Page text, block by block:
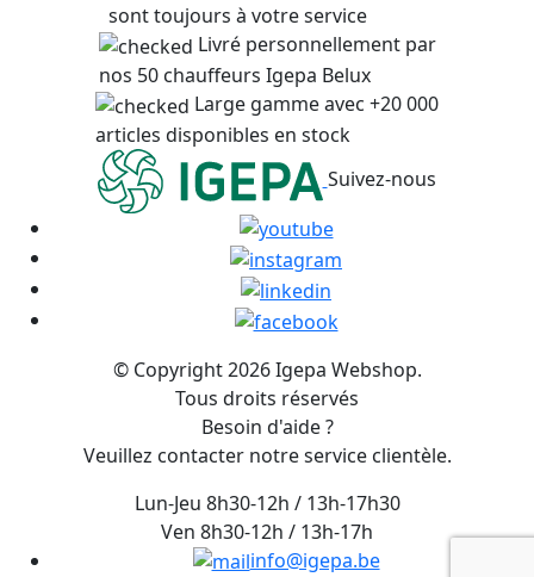
sont toujours à votre service
Livré personnellement par
nos 50 chauffeurs Igepa Belux
Large gamme avec +20 000
articles disponibles en stock
Suivez-nous
© Copyright 2026 Igepa Webshop.
Tous droits réservés
Besoin d'aide ?
Veuillez contacter notre service clientèle.
Lun-Jeu 8h30-12h / 13h-17h30
Ven 8h30-12h / 13h-17h
info@igepa.be